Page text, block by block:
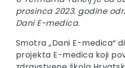
prosinca 2023. godine
Dani E-medica.
Smotra „Dani E-medica“
projekta E-medica koji